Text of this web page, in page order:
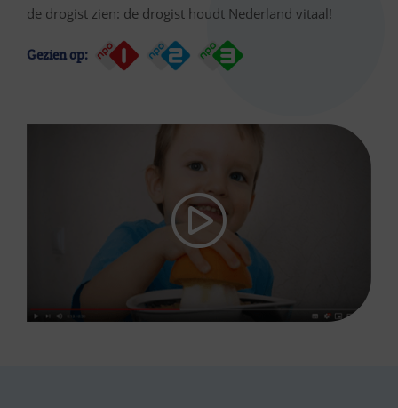
de drogist zien: de drogist houdt Nederland vitaal!
Gezien op: